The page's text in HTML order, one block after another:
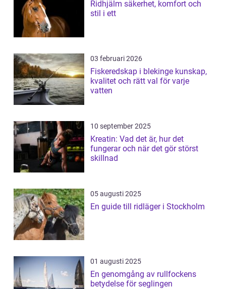
Ridhjälm säkerhet, komfort och
stil i ett
03 februari 2026
Fiskeredskap i blekinge kunskap,
kvalitet och rätt val för varje
vatten
10 september 2025
Kreatin: Vad det är, hur det
fungerar och när det gör störst
skillnad
05 augusti 2025
En guide till ridläger i Stockholm
01 augusti 2025
En genomgång av rullfockens
betydelse för seglingen